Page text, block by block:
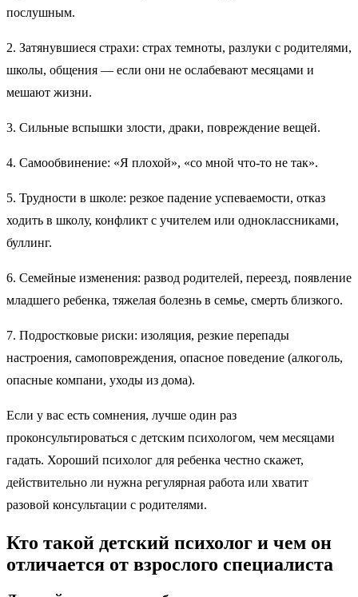
послушным.
2. Затянувшиеся страхи: страх темноты, разлуки с родителями,
школы, общения — если они не ослабевают месяцами и
мешают жизни.
3. Сильные вспышки злости, драки, повреждение вещей.
4. Самообвинение: «Я плохой», «со мной что-то не так».
5. Трудности в школе: резкое падение успеваемости, отказ
ходить в школу, конфликт с учителем или одноклассниками,
буллинг.
6. Семейные изменения: развод родителей, переезд, появление
младшего ребенка, тяжелая болезнь в семье, смерть близкого.
7. Подростковые риски: изоляция, резкие перепады
настроения, самоповреждения, опасное поведение (алкоголь,
опасные компани, уходы из дома).
Если у вас есть сомнения, лучше один раз
проконсультироваться с детским психологом, чем месяцами
гадать. Хороший психолог для ребенка честно скажет,
действительно ли нужна регулярная работа или хватит
разовой консультации с родителями.
Кто такой детский психолог и чем он
отличается от взрослого специалиста